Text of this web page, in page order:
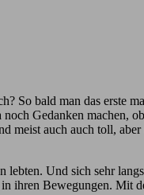
So bald man das erste
Gedanken machen,
auch auch toll,
Und sich sehr
ihren Bewegungen.